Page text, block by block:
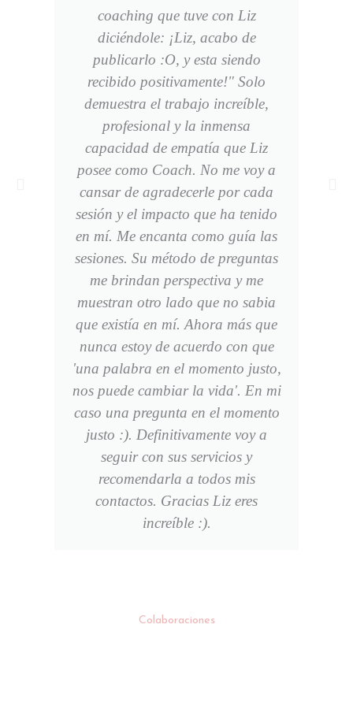
coaching que tuve con Liz
diciéndole: ¡Liz, acabo de
publicarlo :O, y esta siendo
recibido positivamente!" Solo
demuestra el trabajo increíble,
profesional y la inmensa
capacidad de empatía que Liz
posee como Coach. No me voy a
cansar de agradecerle por cada
sesión y el impacto que ha tenido
en mí. Me encanta como guía las
sesiones. Su método de preguntas
me brindan perspectiva y me
muestran otro lado que no sabia
que existía en mí. Ahora más que
nunca estoy de acuerdo con que
'una palabra en el momento justo,
nos puede cambiar la vida'. En mi
caso una pregunta en el momento
justo :). Definitivamente voy a
seguir con sus servicios y
recomendarla a todos mis
contactos. Gracias Liz eres
increíble :).
Colaboraciones